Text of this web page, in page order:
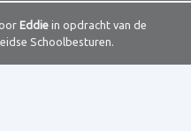
Eddiein opdracht van de
Schoolbesturen.